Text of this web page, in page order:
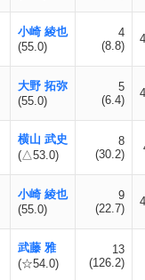
小崎 綾也
(55.0)
4
(8.8)
大野 拓弥
(55.0)
5
(6.4)
横山 武史
(△53.0)
8
(30.2)
小崎 綾也
(55.0)
9
(22.7)
武藤 雅
(☆54.0)
13
(126.2)